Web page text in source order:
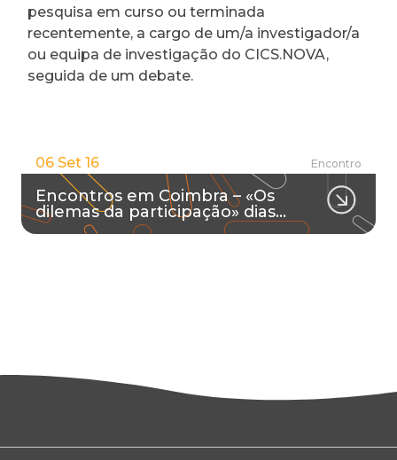
pesquisa em curso ou terminada
recentemente, a cargo de um/a investigador/a
ou equipa de investigação do CICS.NOVA,
seguida de um debate.
06 Set 16 Encontro
Encontros em Coimbra – «Os
dilemas da participação» dias…